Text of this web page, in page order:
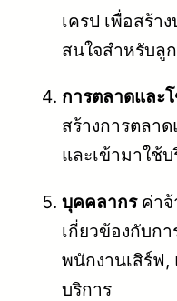
เครป เพื่อสร้า
สนใจสำหรับลู
การตลาดและ
สร้างการตลา
และเข้ามาใช้
บุคคลากรค่าจ้
เกี่ยวข้องกับก
พนักงานเสิร์ฟ
บริการ